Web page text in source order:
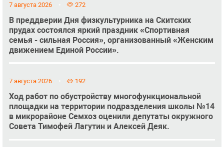
7 августа 2026 272
В преддверии Дня физкультурника на Скитских
прудах состоялся яркий праздник «Спортивная
семья - сильная Россия», организованный «Женским
движением Единой России».
7 августа 2026 192
Ход работ по обустройству многофункциональной
площадки на территории подразделения школы №14
в микрорайоне Семхоз оценили депутаты окружного
Совета Тимофей Лагутин и Алексей Деяк.